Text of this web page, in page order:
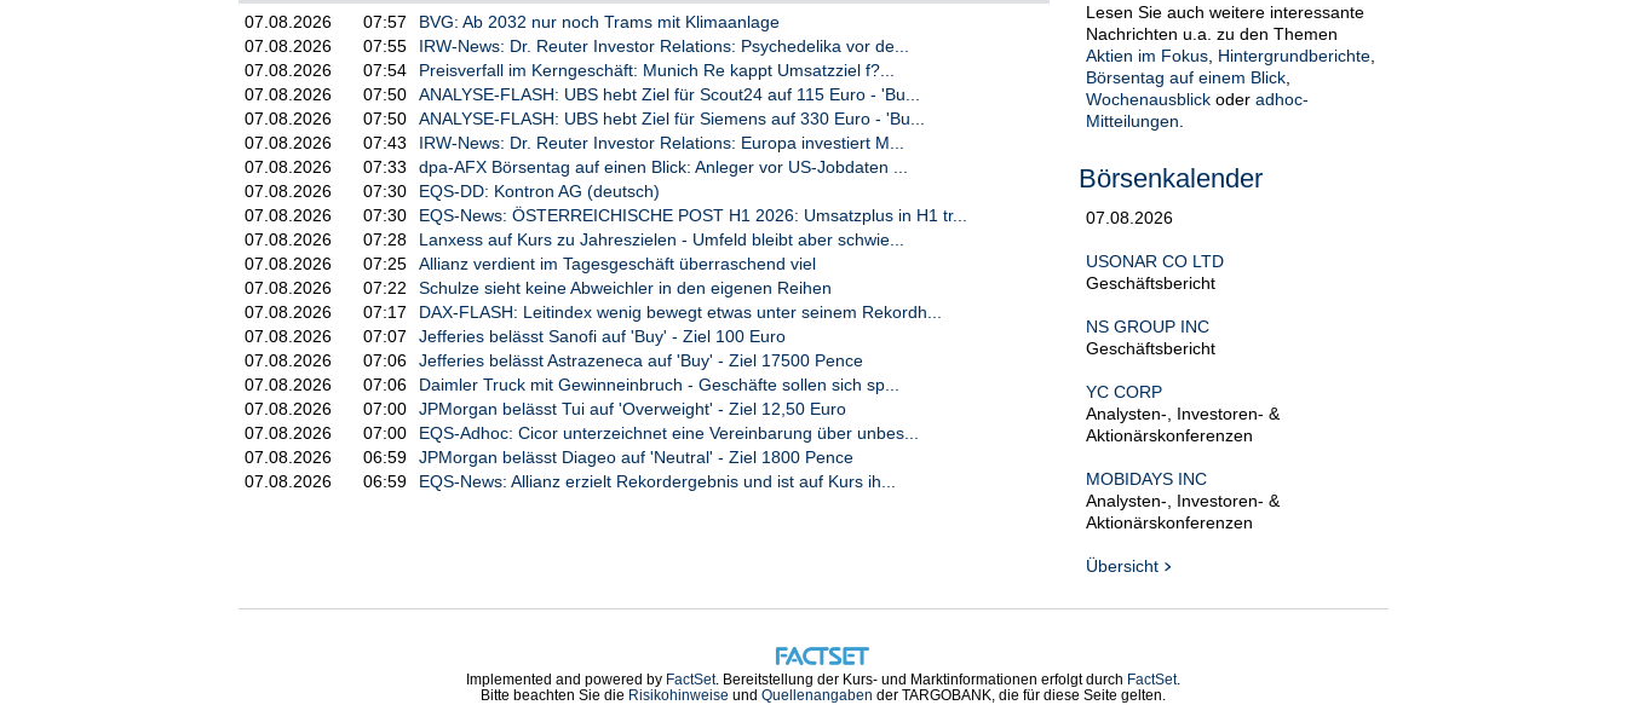
07.08.2026
07:57
BVG: Ab 2032 nur noch Trams mit Klimaanlage
07.08.2026
07:55
IRW-News: Dr. Reuter Investor Relations: Psychedelika vor de...
07.08.2026
07:54
Preisverfall im Kerngeschäft: Munich Re kappt Umsatzziel f?...
07.08.2026
07:50
ANALYSE-FLASH: UBS hebt Ziel für Scout24 auf 115 Euro - 'Bu...
07.08.2026
07:50
ANALYSE-FLASH: UBS hebt Ziel für Siemens auf 330 Euro - 'Bu...
07.08.2026
07:43
IRW-News: Dr. Reuter Investor Relations: Europa investiert M...
07.08.2026
07:33
dpa-AFX Börsentag auf einen Blick: Anleger vor US-Jobdaten ...
07.08.2026
07:30
EQS-DD: Kontron AG (deutsch)
07.08.2026
07:30
EQS-News: ÖSTERREICHISCHE POST H1 2026: Umsatzplus in H1 tr...
07.08.2026
07:28
Lanxess auf Kurs zu Jahreszielen - Umfeld bleibt aber schwie...
07.08.2026
07:25
Allianz verdient im Tagesgeschäft überraschend viel
07.08.2026
07:22
Schulze sieht keine Abweichler in den eigenen Reihen
07.08.2026
07:17
DAX-FLASH: Leitindex wenig bewegt etwas unter seinem Rekordh...
07.08.2026
07:07
Jefferies belässt Sanofi auf 'Buy' - Ziel 100 Euro
07.08.2026
07:06
Jefferies belässt Astrazeneca auf 'Buy' - Ziel 17500 Pence
07.08.2026
07:06
Daimler Truck mit Gewinneinbruch - Geschäfte sollen sich sp...
07.08.2026
07:00
JPMorgan belässt Tui auf 'Overweight' - Ziel 12,50 Euro
07.08.2026
07:00
EQS-Adhoc: Cicor unterzeichnet eine Vereinbarung über unbes...
07.08.2026
06:59
JPMorgan belässt Diageo auf 'Neutral' - Ziel 1800 Pence
07.08.2026
06:59 EQS-News: Allianz erzielt Rekordergebnis und ist auf Kurs ih...
Lesen Sie auch weitere interessante
Nachrichten u.a. zu den Themen
Aktien im Fokus Hintergrundberichte
Börsentag auf einem Blick
Wochenausblick oder adhoc-
Mitteilungen
Börsenkalender
07.08.2026
USONAR CO LTD
Geschäftsbericht
NS GROUP INC
Geschäftsbericht
YC CORP
Analysten-, Investoren- &
Aktionärskonferenzen
MOBIDAYS INC
Analysten-, Investoren- &
Aktionärskonferenzen
Übersicht
Implemented and powered by FactSet. Bereitstellung der Kurs- und Marktinformationen erfolgt durch FactSet.
Bitte beachten Sie die Risikohinweise und Quellenangaben der TARGOBANK, die für diese Seite gelten.